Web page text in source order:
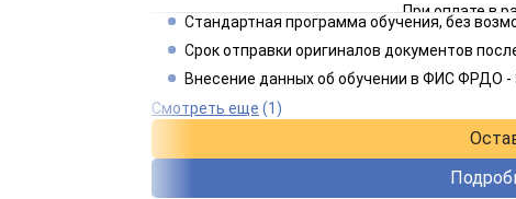
При оплате в
1 557
Стандартная программа обучения, без
Срок отправки оригиналов документов
Внесение данных об обучении в ФИС ФРДО
Смотреть еще (1)